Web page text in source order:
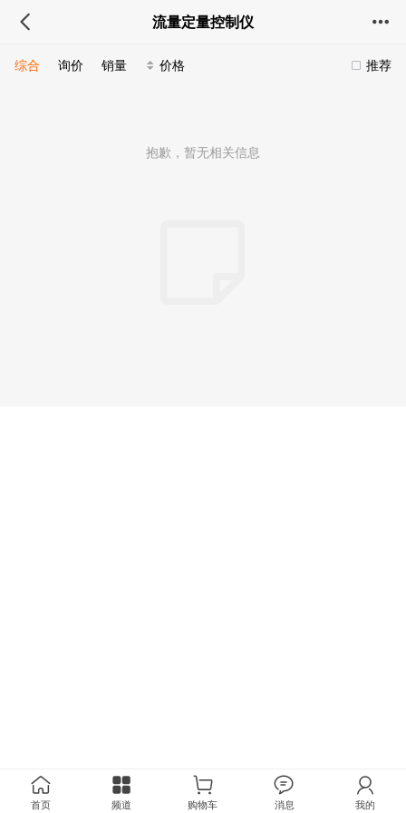
流量定量控制仪
推荐
综合 询价 销量 价格
抱歉，暂无相关信息
首页 频道 购物车 消息 我的